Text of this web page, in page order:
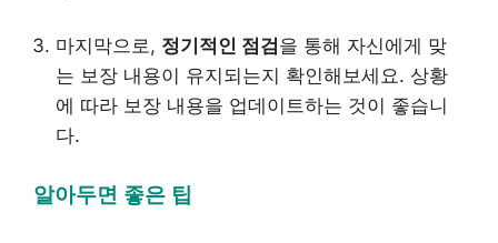
마지막으로, 정기적인 점검 을 통해 자신에게 맞
는 보장 내용이 유지되는지 확인해보세요. 상황
에 따라 보장 내용을 업데이트하는 것이 좋습니
다.
알아두면 좋은 팁